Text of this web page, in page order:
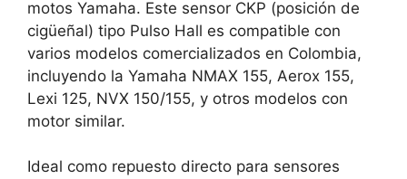
motos Yamaha. Este sensor CKP (posición de
cigüeñal) tipo Pulso Hall es compatible con
varios modelos comercializados en Colombia,
incluyendo la Yamaha NMAX 155, Aerox 155,
Lexi 125, NVX 150/155, y otros modelos con
motor similar.
Ideal como repuesto directo para sensores